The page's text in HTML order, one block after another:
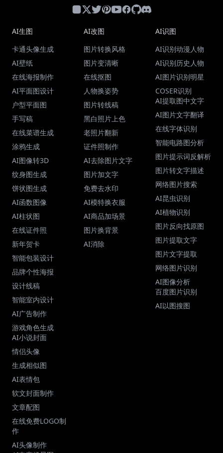
AI生图
卡通头像生成
AI壁纸
在线海报制作
AI平面图设计
户型平面图
手写稿
在线菜谱生成
涂鸦生成
AI图像转3D
纹身图生成
饼状图生成
AI函数图像
AI柱状图
在线证件照
新年贺卡
智能包装设计
品牌个性海报
设计线稿
智能室内设计
AI广告制作
游戏角色生成
AI小说封面
情侣头像
生成相似图
AI表情包
软文封面制作
文章配图
在线免费LOGO制
作
AI头像制作
AI改图
图片转换风格
图片变清晰
在线抠图
人物换姿势
图片转线稿
黑白照片上色
老照片翻新
证件照制作
AI去除图片文字
图片加文字
免费去水印
AI模特换衣服
AI商品加场景
图片换背景
AI消除
AI识图
AI识别动漫人物
AI识别历史人物
AI图片识别明星
COSER识别
AI提取图中文字
AI图片文字翻译
在线字体识别
智能电路图分析
图片提示词反解析
图片转文字描述
网络图片搜索
AI昆虫识别
AI植物识别
图片反向找原图
图片提取文字
图片文字提取
网络图片识别
AI图像分析
百度图片识别
AI以图搜图